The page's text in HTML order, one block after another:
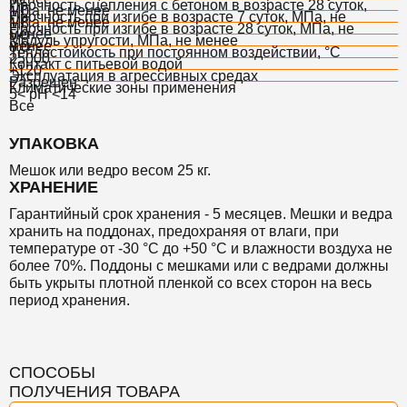
МПа, не менее
1,0
Прочность сцепления с бетоном в возрасте 28 суток,
МПа, не менее
1,8
Прочность при изгибе в возрасте 7 суток, МПа, не
менее
5,0
Прочность при изгибе в возрасте 28 суток, МПа, не
менее
8,0
Модуль упругости, МПа, не менее
25000
Теплостойкость при постоянном воздействии, °С
+120
Контакт с питьевой водой
Разрешен
Эксплуатация в агрессивных средах
5< pH <14
Климатические зоны применения
Все
УПАКОВКА
Мешок или ведро весом 25 кг.
ХРАНЕНИЕ
Гарантийный срок хранения - 5 месяцев. Мешки и ведра
хранить на поддонах, предохраняя от влаги, при
температуре от -30 °С до +50 °С и влажности воздуха не
более 70%. Поддоны с мешками или с ведрами должны
быть укрыты плотной пленкой со всех сторон на весь
период хранения.
СПОСОБЫ
ПОЛУЧЕНИЯ ТОВАРА